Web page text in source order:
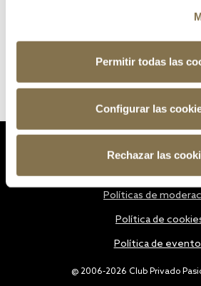
Permitir todas las
Configurar las
Rechazar las
@ 2006-2026 Club Privado
Políticas de
Política de
Política de